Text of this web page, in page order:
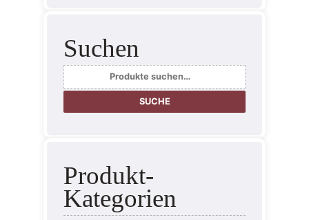
Suchen
Suche
nach:
SUCHE
Produkt-
Kategorien